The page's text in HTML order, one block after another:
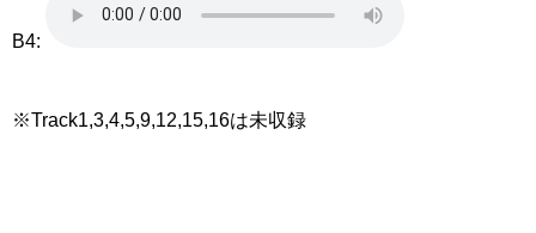
B4:
※Track1,3,4,5,9,12,15,16は未収録